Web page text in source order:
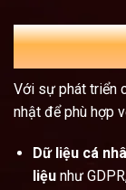
Chính sách
lưu ý mới
Với sự phát triển
nhật để phù hợp
Dữ liệu cá
liệunhư